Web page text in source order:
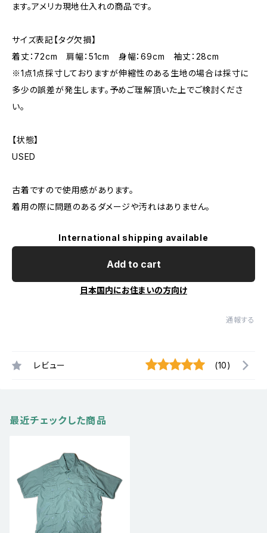
ます。アメリカ現地仕入れの商品です。
サイズ表記【タグ欠損】
着丈：72cm 肩幅：51cm 身幅：69cm 袖丈：28cm
※1点1点採寸しておりますが伸縮性のある生地の場合は採寸に
多少の誤差が発生します。予めご理解頂いた上でご検討くださ
い。
【状態】
USED
古着ですので使用感があります。
着用の際に問題のあるダメージや汚れはありません。
International shipping available
Add to cart
日本国内にお住まいの方向け
通報する
レビュー (10)
最近チェックした商品